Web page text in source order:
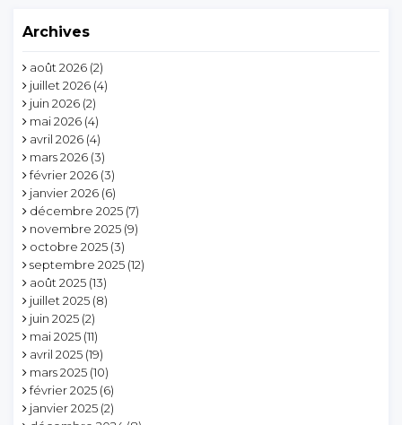
Archives
août 2026 (2)
juillet 2026 (4)
juin 2026 (2)
mai 2026 (4)
avril 2026 (4)
mars 2026 (3)
février 2026 (3)
janvier 2026 (6)
décembre 2025 (7)
novembre 2025 (9)
octobre 2025 (3)
septembre 2025 (12)
août 2025 (13)
juillet 2025 (8)
juin 2025 (2)
mai 2025 (11)
avril 2025 (19)
mars 2025 (10)
février 2025 (6)
janvier 2025 (2)